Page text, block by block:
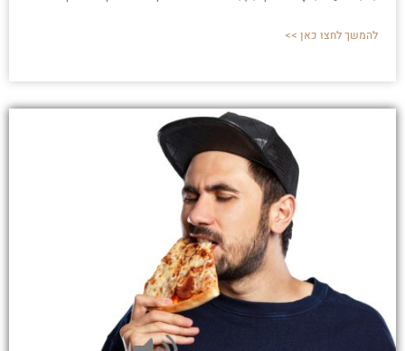
להמשך לחצו כאן >>